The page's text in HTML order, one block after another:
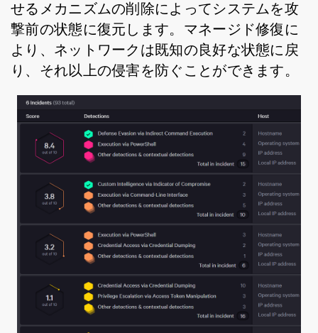
せるメカニズムの削除によってシステムを攻
撃前の状態に復元します。マネージド修復に
より、ネットワークは既知の良好な状態に戻
り、それ以上の侵害を防ぐことができます。